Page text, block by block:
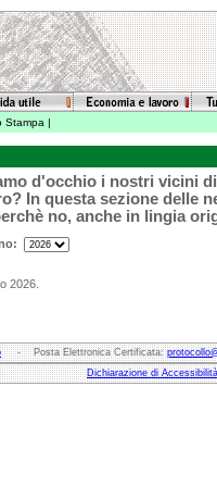
Stampa |
d'occhio i nostri vicini
In questa sezione delle
no, anche in lingia
2026.
- Posta Elettronica Certificata:
Dichiarazione di Accessibilità